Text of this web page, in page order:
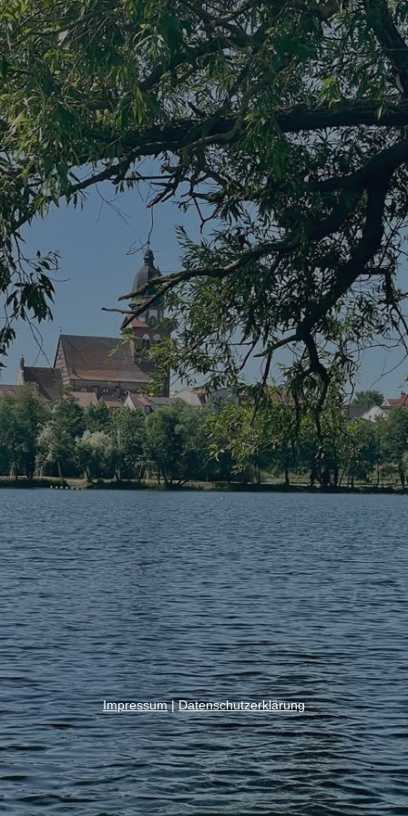
Impressum|Datenschutzerklärung